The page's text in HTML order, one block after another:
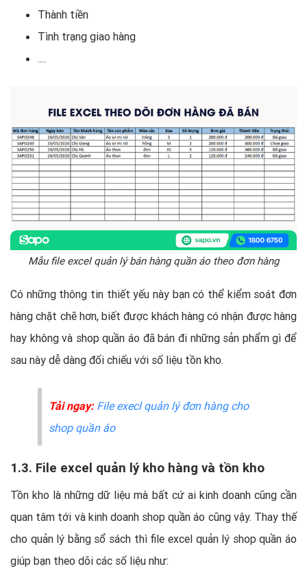
Thành tiền
Tình trạng giao hàng
....
Mẫu file excel quản lý bán hàng quần áo theo đơn hàng
Có những thông tin thiết yếu này bạn có thể kiểm soát đơn
hàng chặt chẽ hơn, biết được khách hàng có nhận được hàng
hay không và shop quần áo đã bán đi những sản phẩm gì để
sau này dễ dàng đối chiếu với số liệu tồn kho.
Tải ngay: File execl quản lý đơn hàng cho
shop quần áo
1.3. File excel quản lý kho hàng và tồn kho
Tồn kho là những dữ liệu mà bất cứ ai kinh doanh cũng cần
quan tâm tới và kinh doanh shop quần áo cũng vậy. Thay thế
cho quản lý bằng sổ sách thì file excel quản lý shop quần áo
giúp bạn theo dõi các số liệu như: